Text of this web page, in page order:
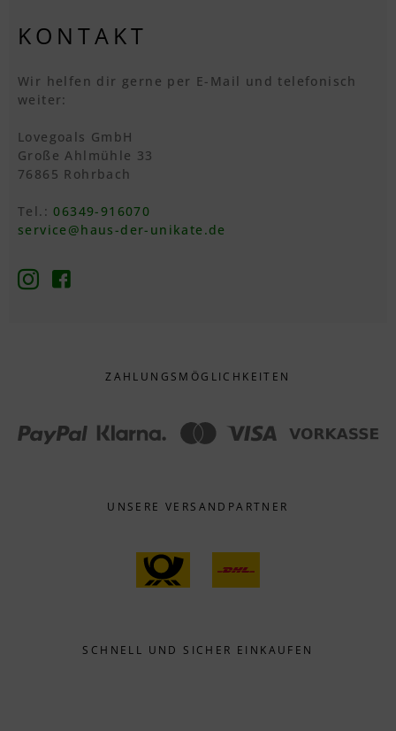
KONTAKT
Wir helfen dir gerne per E-Mail und telefonisch
weiter:
Lovegoals GmbH
Große Ahlmühle 33
76865 Rohrbach
Tel.:06349-916070
service@haus-der-unikate.de
ZAHLUNGS­MÖGLICHKEITEN
UNSERE VERSANDPARTNER
SCHNELL UND SICHER EINKAUFEN